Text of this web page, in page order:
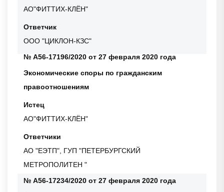
АО"ФИТТИХ-КЛЁН"
Ответчик
ООО "ЦИКЛОН-КЗС"
№ А56-17196/2020 от 27 февраля 2020 года
Экономические споры по гражданским
правоотношениям
Истец
АО"ФИТТИХ-КЛЁН"
Ответчики
АО "ЕЭТП", ГУП "ПЕТЕРБУРГСКИЙ
МЕТРОПОЛИТЕН "
№ А56-17234/2020 от 27 февраля 2020 года